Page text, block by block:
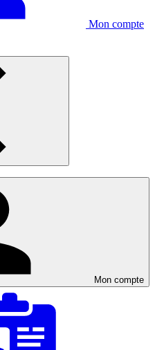
Mon compte
Mon compte